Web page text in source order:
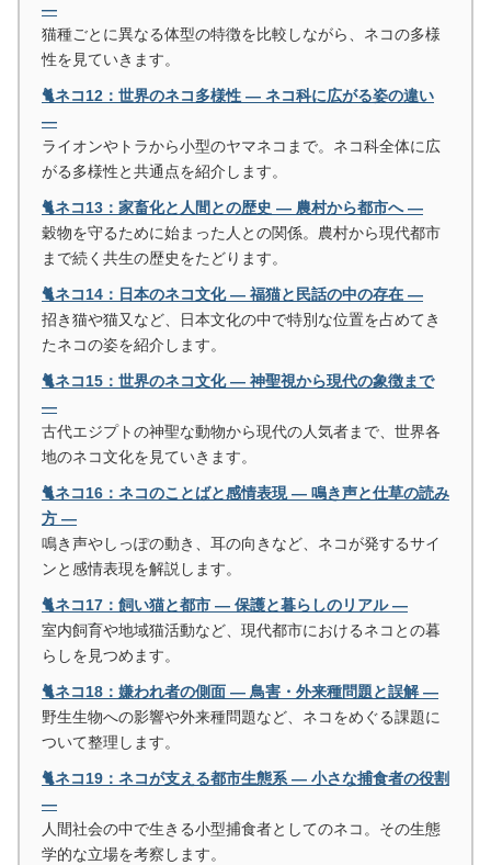
―
猫種ごとに異なる体型の特徴を比較しながら、ネコの多様
性を見ていきます。
🐈ネコ12：世界のネコ多様性 ― ネコ科に広がる姿の違い
―
ライオンやトラから小型のヤマネコまで。ネコ科全体に広
がる多様性と共通点を紹介します。
🐈ネコ13：家畜化と人間との歴史 ― 農村から都市へ ―
穀物を守るために始まった人との関係。農村から現代都市
まで続く共生の歴史をたどります。
🐈ネコ14：日本のネコ文化 ― 福猫と民話の中の存在 ―
招き猫や猫又など、日本文化の中で特別な位置を占めてき
たネコの姿を紹介します。
🐈ネコ15：世界のネコ文化 ― 神聖視から現代の象徴まで
―
古代エジプトの神聖な動物から現代の人気者まで、世界各
地のネコ文化を見ていきます。
🐈ネコ16：ネコのことばと感情表現 ― 鳴き声と仕草の読み
方 ―
鳴き声やしっぽの動き、耳の向きなど、ネコが発するサイ
ンと感情表現を解説します。
🐈ネコ17：飼い猫と都市 ― 保護と暮らしのリアル ―
室内飼育や地域猫活動など、現代都市におけるネコとの暮
らしを見つめます。
🐈ネコ18：嫌われ者の側面 ― 鳥害・外来種問題と誤解 ―
野生生物への影響や外来種問題など、ネコをめぐる課題に
ついて整理します。
🐈ネコ19：ネコが支える都市生態系 ― 小さな捕食者の役割
―
人間社会の中で生きる小型捕食者としてのネコ。その生態
学的な立場を考察します。